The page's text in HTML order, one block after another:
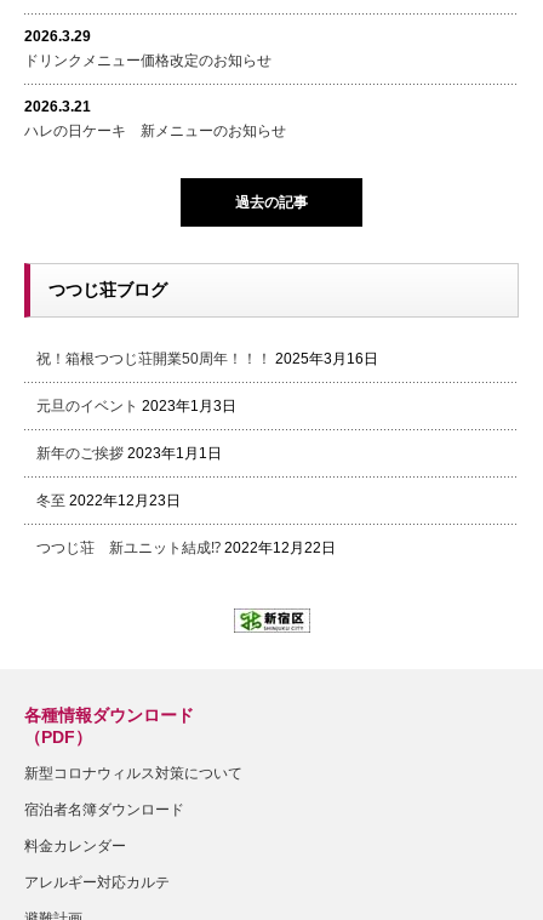
2026.3.29
ドリンクメニュー価格改定のお知らせ
2026.3.21
ハレの日ケーキ 新メニューのお知らせ
過去の記事
つつじ荘ブログ
祝！箱根つつじ荘開業50周年！！！ 2025年3月16日
元旦のイベント 2023年1月3日
新年のご挨拶 2023年1月1日
冬至 2022年12月23日
つつじ荘 新ユニット結成⁉ 2022年12月22日
各種情報ダウンロード
（PDF）
新型コロナウィルス対策について
宿泊者名簿ダウンロード
料金カレンダー
アレルギー対応カルテ